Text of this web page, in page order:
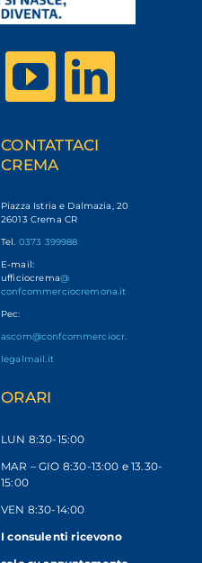
CONTATTACI
CREMA
Piazza Istria e Dalmazia, 20
26013 Crema CR
Tel. 0373 399988
E-mail:
ufficiocrema@
confcommerciocremona.it
Pec:
ascom@confcommerciocr.
legalmail.it
ORARI
LUN 8:30-15:00
MAR – GIO 8:30-13:00 e 13.30-
15:00
VEN 8:30-14:00
I consulenti ricevono